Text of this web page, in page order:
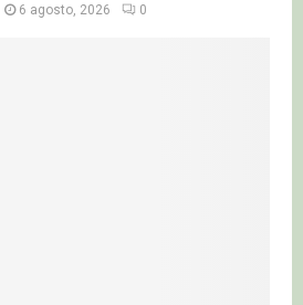
6 agosto, 2026 0